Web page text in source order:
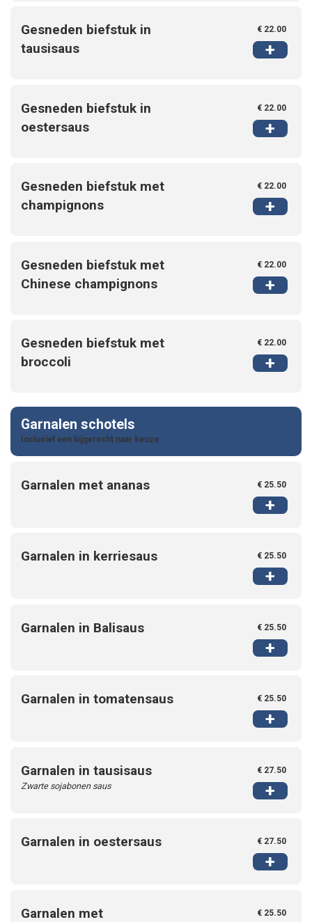
Gesneden biefstuk in
tausisaus
€ 22.00
+
Gesneden biefstuk in
oestersaus
€ 22.00
+
Gesneden biefstuk met
champignons
€ 22.00
+
Gesneden biefstuk met
Chinese champignons
€ 22.00
+
Gesneden biefstuk met
broccoli
€ 22.00
+
Garnalen schotels
Inclusief een bijgerecht naar keuze
Garnalen met ananas € 25.50
+
Garnalen in kerriesaus € 25.50
+
Garnalen in Balisaus € 25.50
+
Garnalen in tomatensaus € 25.50
+
Garnalen in tausisaus
Zwarte sojabonen saus
€ 27.50
+
Garnalen in oestersaus € 27.50
+
Garnalen met
€ 25.50